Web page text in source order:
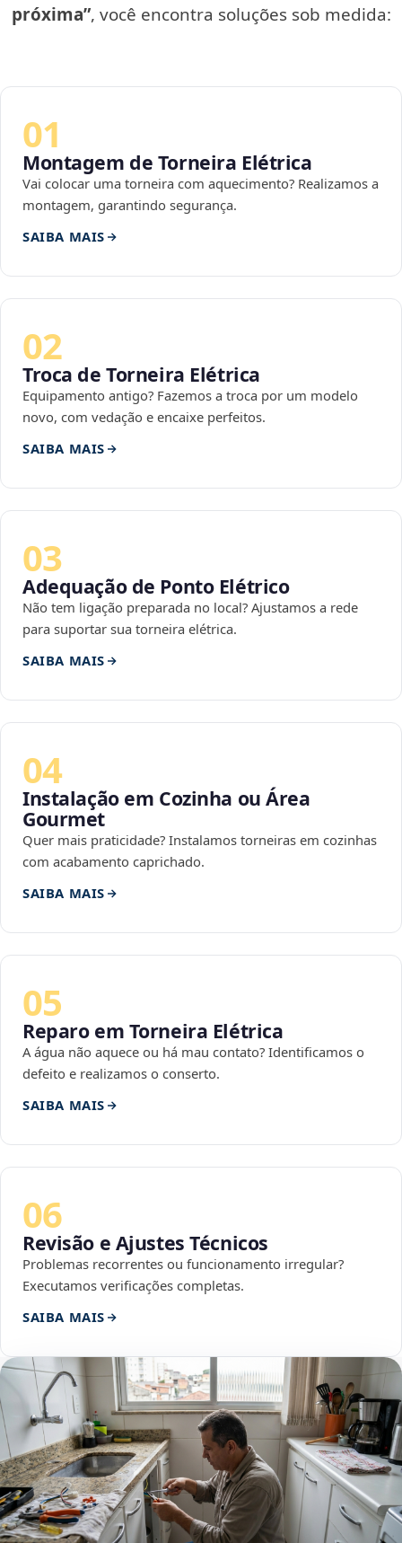
próxima”, você encontra soluções sob medida:
01
Montagem de Torneira Elétrica
Vai colocar uma torneira com aquecimento? Realizamos a
montagem, garantindo segurança.
SAIBA MAIS
02
Troca de Torneira Elétrica
Equipamento antigo? Fazemos a troca por um modelo
novo, com vedação e encaixe perfeitos.
SAIBA MAIS
03
Adequação de Ponto Elétrico
Não tem ligação preparada no local? Ajustamos a rede
para suportar sua torneira elétrica.
SAIBA MAIS
04
Instalação em Cozinha ou Área
Gourmet
Quer mais praticidade? Instalamos torneiras em cozinhas
com acabamento caprichado.
SAIBA MAIS
05
Reparo em Torneira Elétrica
A água não aquece ou há mau contato? Identificamos o
defeito e realizamos o conserto.
SAIBA MAIS
06
Revisão e Ajustes Técnicos
Problemas recorrentes ou funcionamento irregular?
Executamos verificações completas.
SAIBA MAIS